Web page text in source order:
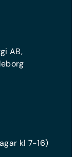
AB,
kl 7-16)